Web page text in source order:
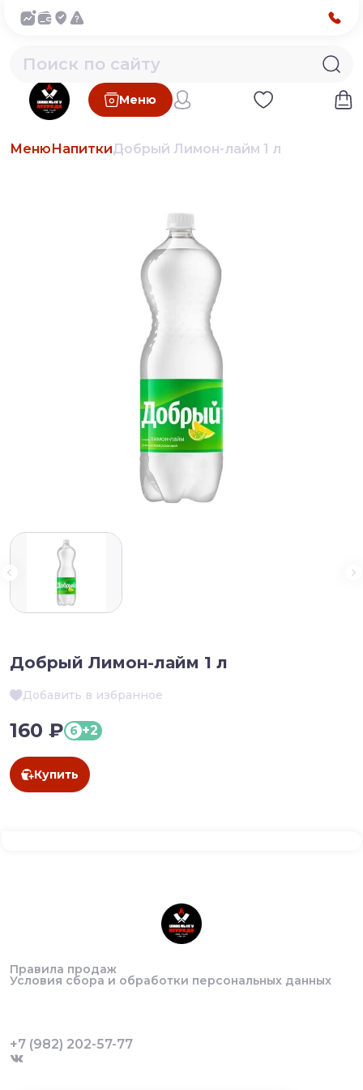
Меню
МенюНапиткиДобрый Лимон-лайм 1 л
Добрый Лимон-лайм 1 л
Добавить в избранное
160 ₽ б +2
Купить
Правила продаж
Условия сбора и обработки персональных данных
+7 (982) 202-57-77